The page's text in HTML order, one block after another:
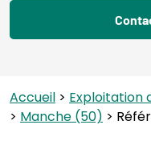
Accueil> Exploitation
> Manche (50)>